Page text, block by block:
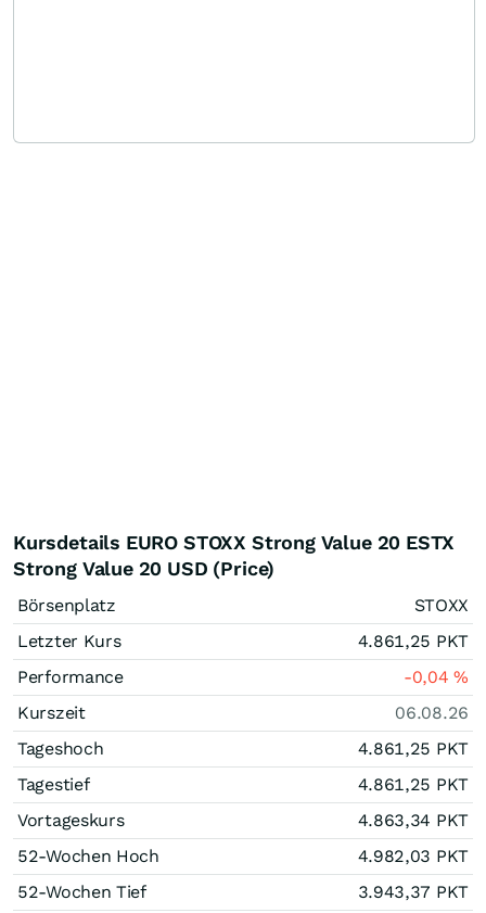
Kursdetails EURO STOXX Strong Value 20 ESTX
Strong Value 20 USD (Price)
Börsenplatz
STOXX
Letzter Kurs
4.861,25 PKT
Performance
-0,04%
Kurszeit
06.08.26
Tageshoch
4.861,25 PKT
Tagestief
4.861,25 PKT
Vortageskurs
4.863,34 PKT
52-Wochen Hoch
4.982,03 PKT
52-Wochen Tief
3.943,37 PKT